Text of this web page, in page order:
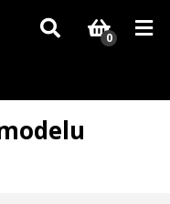
dílů, které nejsou skladem,
0